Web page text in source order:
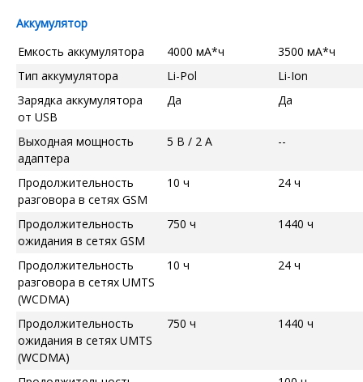
Аккумулятор
Емкость аккумулятора
4000 мА*ч
3500 мА*ч
Тип аккумулятора
Li-Pol
Li-Ion
Зарядка аккумулятора
от USB
Да Да
Выходная мощность
адаптера
5 В / 2 А --
Продолжительность
разговора в сетях GSM
10 ч 24 ч
Продолжительность
ожидания в сетях GSM
750 ч 1440 ч
Продолжительность
разговора в сетях UMTS
(WCDMA)
10 ч 24 ч
Продолжительность
ожидания в сетях UMTS
(WCDMA)
750 ч 1440 ч